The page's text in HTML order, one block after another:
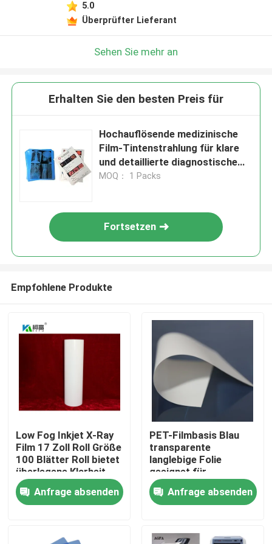
Startseite
Produkte
Über uns
5.0
Überprüfter Lieferant
Sehen Sie mehr an
Erhalten Sie den besten Preis für
Hochauflösende medizinische
Film-Tintenstrahlung für klare
und detaillierte diagnostische
Bilder
MOQ： 1 Packs
Fortsetzen
Empfohlene Produkte
Low Fog Inkjet X-Ray
Film 17 Zoll Roll Größe
100 Blätter Roll bietet
überlegene Klarheit
und Detail für
radiographische
Bildgebung
Anfrage absenden
PET-Filmbasis Blau
transparente
langlebige Folie
geeignet für
industrielle
Verpackungs- und
Druckanwendungen
Kosten
Anfrage absenden